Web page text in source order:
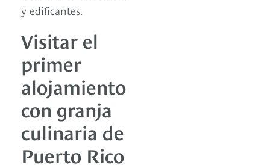
y edificantes.
Visitar el
primer
alojamiento
con granja
culinaria de
Puerto Rico